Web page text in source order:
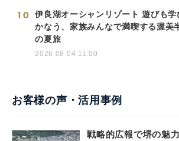
10
伊良湖オーシャンリゾート 遊びも学
かなう、家族みんなで満喫する渥美
の夏旅
2026.08.04 11:00
お客様の声・活用事例
戦略的広報で堺の魅